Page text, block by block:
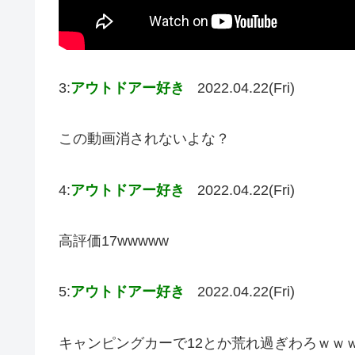
3:アウトドアー好き 2022.04.22(Fri)
この動画消されないよな？
4:アウトドアー好き 2022.04.22(Fri)
高評価17wwwww
5:アウトドアー好き 2022.04.22(Fri)
キャンピングカーで12とか荒れ過ぎわろｗｗ